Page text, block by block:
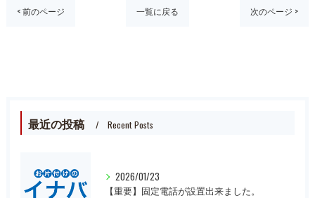
< 前のページ 一覧に戻る 次のページ >
最近の投稿 Recent Posts
2026/01/23
【重要】固定電話が設置出来ました。